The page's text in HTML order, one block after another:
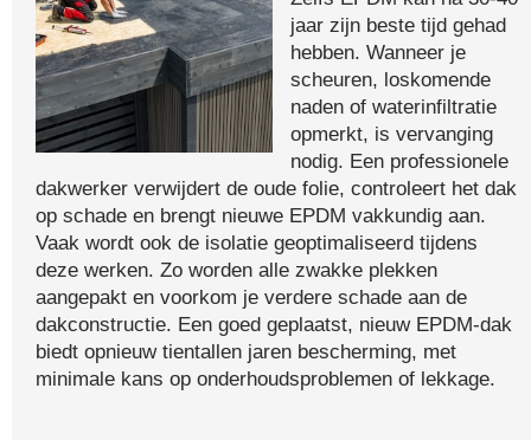
jaar zijn beste tijd gehad
hebben. Wanneer je
scheuren, loskomende
naden of waterinfiltratie
opmerkt, is vervanging
nodig. Een professionele
dakwerker verwijdert de oude folie, controleert het dak
op schade en brengt nieuwe EPDM vakkundig aan.
Vaak wordt ook de isolatie geoptimaliseerd tijdens
deze werken. Zo worden alle zwakke plekken
aangepakt en voorkom je verdere schade aan de
dakconstructie. Een goed geplaatst, nieuw EPDM-dak
biedt opnieuw tientallen jaren bescherming, met
minimale kans op onderhoudsproblemen of lekkage.